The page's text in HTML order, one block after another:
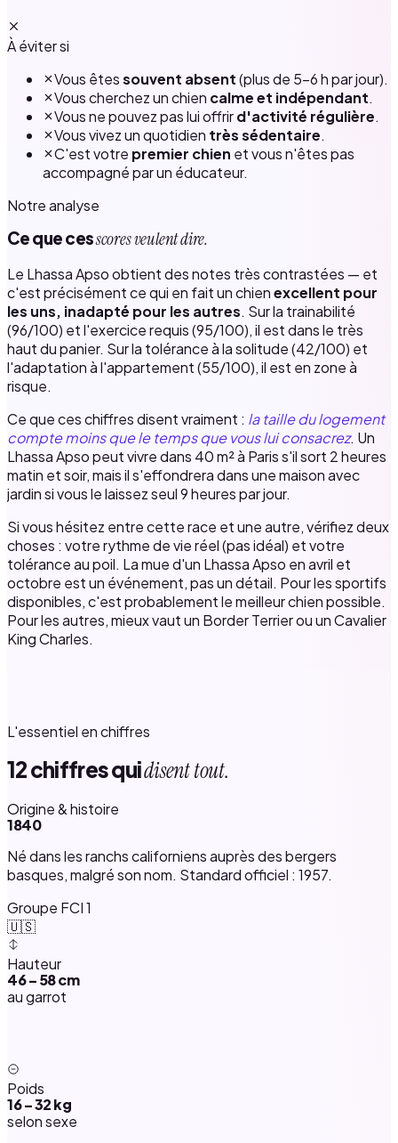
À éviter si
Vous êtessouvent absent(plus de 5–6 h par jour).
Vous cherchez un chien calme et indépendant.
Vous ne pouvez pas lui offrird'activité régulière.
Vous vivez un quotidien très sédentaire.
C'est votre premier chien et vous n'êtes pas
accompagné par un éducateur.
Notre analyse
Ce que cesscores veulent dire.
Le Lhassa Apso obtient des notes très contrastées — et
c'est précisément ce qui en fait un chienexcellent pour
les uns, inadapté pour les autres. Sur la trainabilité
(96/100) et l'exercice requis (95/100), il est dans le très
haut du panier. Sur la tolérance à la solitude (42/100) et
l'adaptation à l'appartement (55/100), il est en zone à
risque.
Ce que ces chiffres disent vraiment : la taille du logement
compte moins que le temps que vous lui consacrez. Un
Lhassa Apso peut vivre dans 40 m² à Paris s'il sort 2 heures
matin et soir, mais il s'effondrera dans une maison avec
jardin si vous le laissez seul 9 heures par jour.
Si vous hésitez entre cette race et une autre, vérifiez deux
choses : votre rythme de vie réel (pas idéal) et votre
tolérance au poil. La mue d'un Lhassa Apso en avril et
octobre est un événement, pas un détail. Pour les sportifs
disponibles, c'est probablement le meilleur chien possible.
Pour les autres, mieux vaut un Border Terrier ou un Cavalier
King Charles.
L'essentiel en chiffres
12 chiffres quidisent tout.
Origine & histoire
1840
Né dans les ranchs californiens auprès des bergers
basques, malgré son nom. Standard officiel : 1957.
Groupe FCI 1
🇺🇸
Hauteur
46 – 58 cm
au garrot
Poids
16 – 32 kg
selon sexe